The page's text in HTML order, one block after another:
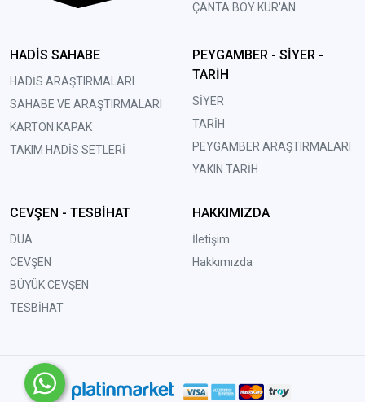
ÇANTA BOY KUR'AN
HADİS SAHABE
HADİS ARAŞTIRMALARI
SAHABE VE ARAŞTIRMALARI
KARTON KAPAK
TAKIM HADİS SETLERİ
PEYGAMBER - SİYER -
TARİH
SİYER
TARİH
PEYGAMBER ARAŞTIRMALARI
YAKIN TARİH
CEVŞEN - TESBİHAT
DUA
CEVŞEN
BÜYÜK CEVŞEN
TESBİHAT
HAKKIMIZDA
İletişim
Hakkımızda